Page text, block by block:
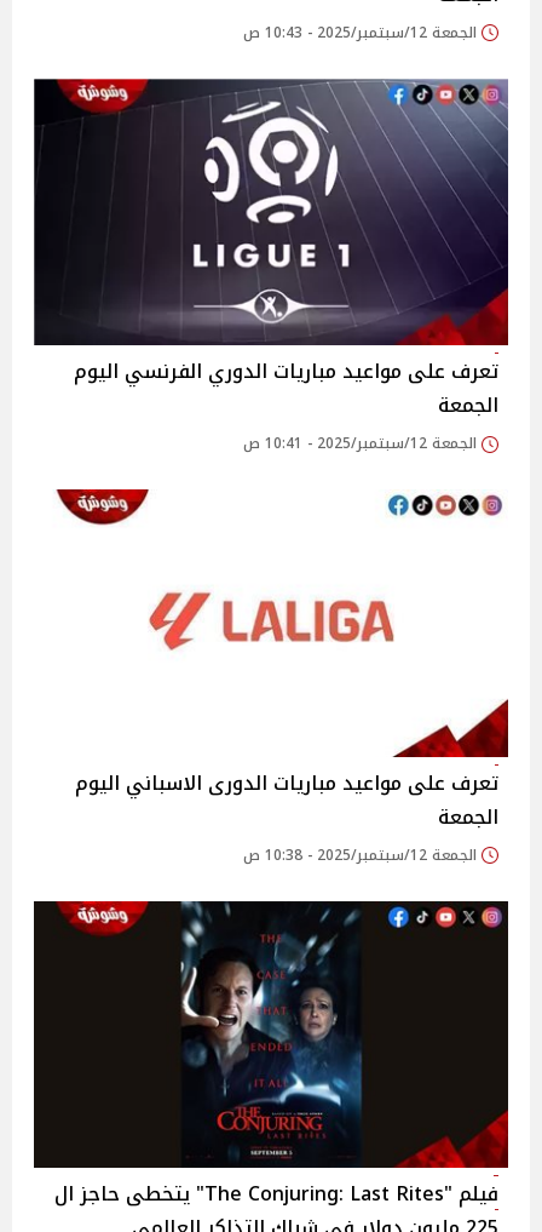
الجمعة 12/سبتمبر/2025 - 10:43 ص
تعرف على مواعيد مباريات الدوري الفرنسي اليوم
الجمعة
الجمعة 12/سبتمبر/2025 - 10:41 ص
تعرف على مواعيد مباريات الدورى الاسباني اليوم
الجمعة
الجمعة 12/سبتمبر/2025 - 10:38 ص
فيلم "The Conjuring: Last Rites" يتخطى حاجز ال